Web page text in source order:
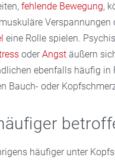
fehlende Bewegung,
Verspannungen
eine Rolle spielen.
oder Angst äußern
ebenfalls häufig in
Bauch- oder
häufiger unter